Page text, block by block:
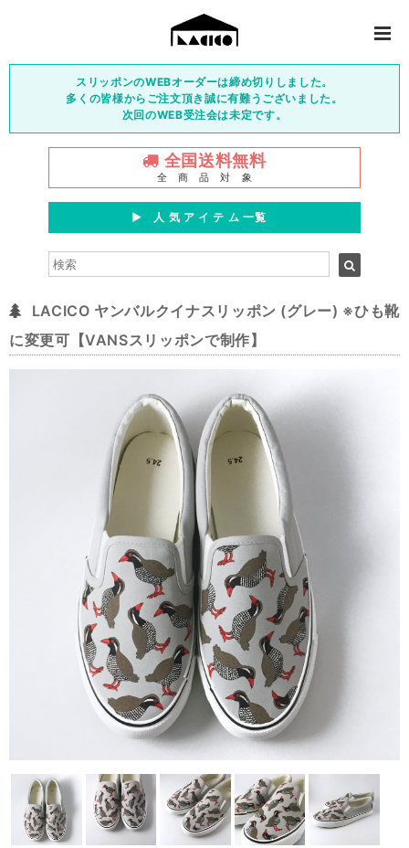
スリッポンのWEBオーダーは締め切りしました。
多くの皆様からご注文頂き誠に有難うございました。
次回のWEB受注会は未定です。
全国送料無料
全 商 品 対 象
▶︎ 人 気 ア イ テ ム 一覧
LACICO ヤンバルクイナスリッポン (グレー) ※ひも靴
に変更可【VANSスリッポンで制作】